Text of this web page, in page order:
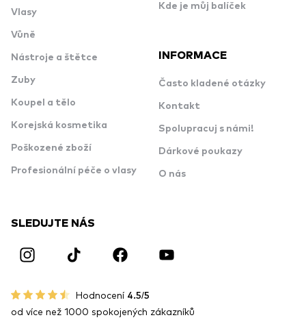
Vlasy
Vůně
Nástroje a štětce
Zuby
Koupel a tělo
Korejská kosmetika
Poškozené zboží
Profesionální péče o vlasy
Kde je můj balíček
INFORMACE
Často kladené otázky
Kontakt
Spolupracuj s námi!
Dárkové poukazy
O nás
SLEDUJTE NÁS
Hodnocení 4.5/5
od více než 1000 spokojených zákazníků